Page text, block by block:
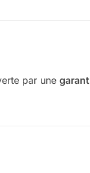
par une